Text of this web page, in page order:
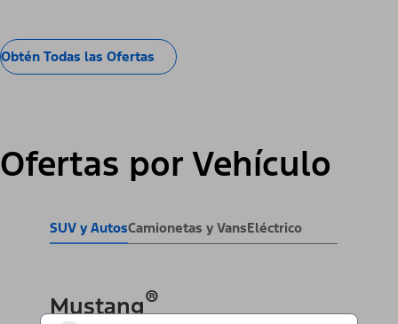
Obtén Todas las Ofertas
Ofertas por Vehículo
SUV y AutosCamionetas y VansEléctrico
Mustang®